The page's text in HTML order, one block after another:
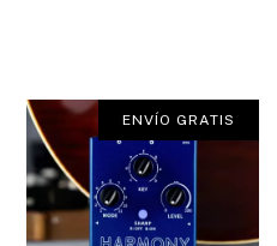
ENVÍO GRATIS